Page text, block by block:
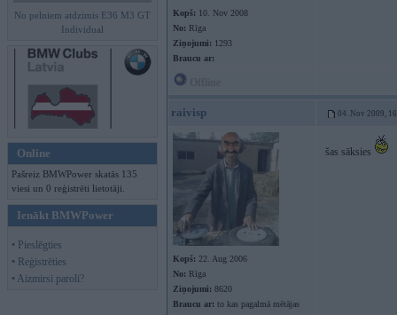
No pelniem atdzimis E36 M3 GT
Individual
Online
Pašreiz BMWPower skatās 135
viesi un 0 reģistrēti lietotāji.
Ienākt BMWPower
• Pieslēgties
• Reģistrēties
• Aizmirsi paroli?
Kopš: 10. Nov 2008
No: Rīga
Ziņojumi: 1293
Braucu ar:
raivisp 04. Nov 2009,
Kopš: 22. Aug 2006
No: Rīga
Ziņojumi: 8620
Braucu ar: to kas pagalmā mētājas
šas sāksies